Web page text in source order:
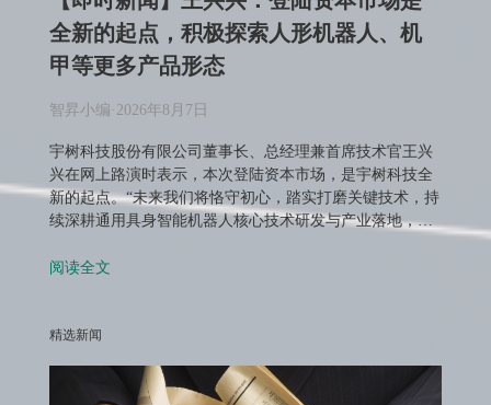
全新的起点，积极探索人形机器人、机
甲等更多产品形态
智昇小编 · 2026年8月7日
宇树科技股份有限公司董事长、总经理兼首席技术官王兴
兴在网上路演时表示，本次登陆资本市场，是宇树科技全
新的起点。“未来我们将恪守初心，踏实打磨关键技术，持
续深耕通用具身智能机器人核心技术研发与产业落地，…
阅读全文
精选新闻